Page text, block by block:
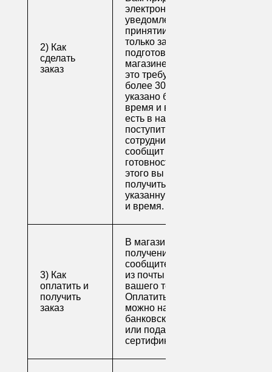
2) Как
сделать
заказ
электронной почте
уведомление о
принятии заказа. Как
только заказ
подготовят в
магазине (обычно на
это требуется не
более 30 минут, если
указано ближайшее
время и весь товар
есть в наличии), вам
поступит письмо от
сотрудника, который
сообщит о
готовности. После
этого вы можете
получить свой заказ в
указанную вами дату
и время.
3) Как
оплатить и
получить
заказ
В магазине для
получения заказа
сообщите его номер
из почты или номер
вашего телефона.
Оплатить заказ
можно наличными,
банковской картой
или подарочным
сертификатом.